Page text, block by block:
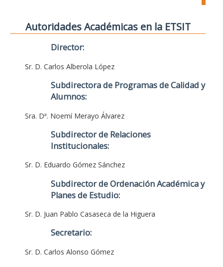
Autoridades Académicas en la ETSIT
Director:
Sr. D. Carlos Alberola López
Subdirectora de Programas de Calidad y
Alumnos:
Sra. Dª. Noemí Merayo Álvarez
Subdirector de Relaciones
Institucionales:
Sr. D. Eduardo Gómez Sánchez
Subdirector de Ordenación Académica y
Planes de Estudio:
Sr. D. Juan Pablo Casaseca de la Higuera
Secretario:
Sr. D. Carlos Alonso Gómez